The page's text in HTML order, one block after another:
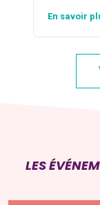
En savoir
LES